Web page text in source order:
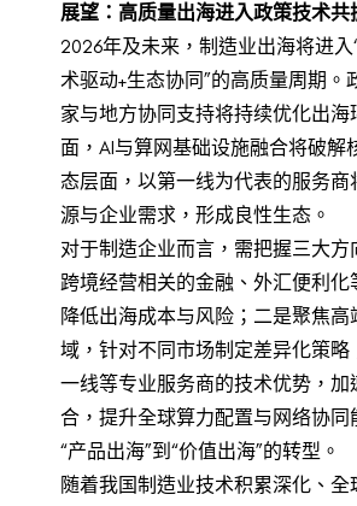
展望：高质量出海进入政策技术共
2026年及未来，制造业出海将进入
术驱动+生态协同”的高质量周期。
家与地方协同支持将持续优化出海
面，AI与算网基础设施融合将破解
态层面，以第一线为代表的服务商
源与企业需求，形成良性生态。
对于制造企业而言，需把握三大方
跨境经营相关的金融、外汇便利化
降低出海成本与风险；二是聚焦高
域，针对不同市场制定差异化策略
一线等专业服务商的技术优势，加
合，提升全球算力配置与网络协同
“产品出海”到“价值出海”的转型。
随着我国制造业技术积累深化、全